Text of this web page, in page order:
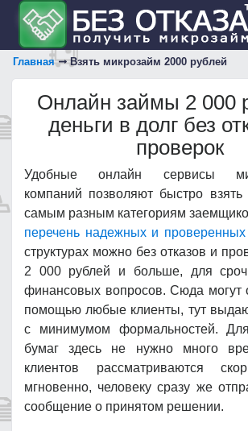
Главная Взять микрозайм 2000 рублей
Онлайн займы 2 000
деньги в долг без
проверок
Удобные онлайн сервисы
компаний позволяют быстро взять
самым разным категориям
перечень надежных и
структурах можно без отказов и
2 000 рублей и больше, для
финансовых вопросов. Сюда могут
помощью любые клиенты, тут
с минимумом формальностей.
бумаг здесь не нужно много
клиентов рассматриваются
мгновенно, человеку сразу же
сообщение о принятом решении.